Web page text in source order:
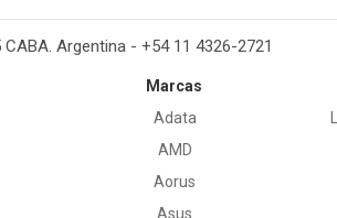
Argentina - +54 11 4326-2721
Marcas
Adata
AMD
Aorus
Asus